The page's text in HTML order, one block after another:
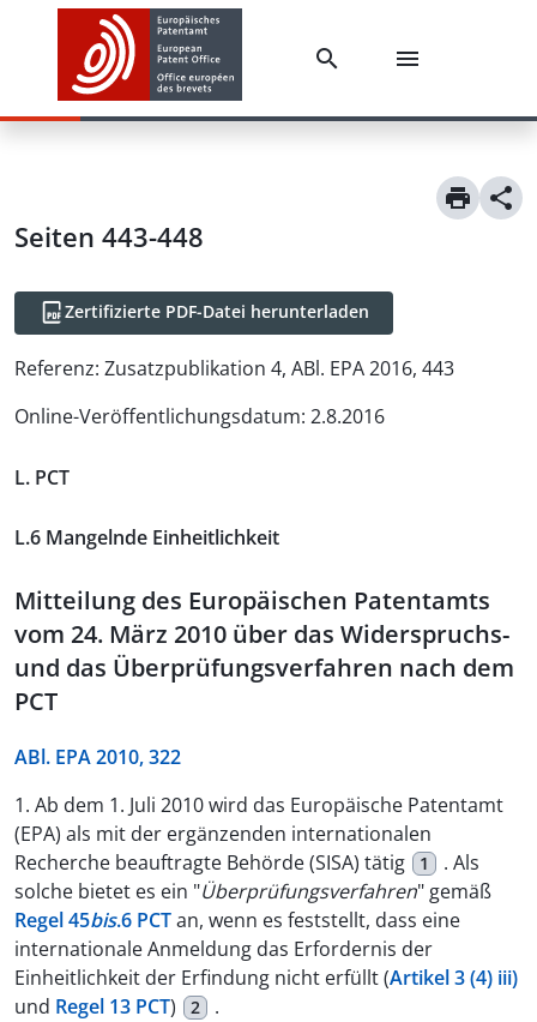
Seiten 443-448
Zertifizierte PDF-Datei herunterladen
Referenz: Zusatzpublikation 4, ABl. EPA 2016, 443
Online-Veröffentlichungsdatum: 2.8.2016
L. PCT
L.6 Mangelnde Einheitlichkeit
Mitteilung des Europäischen Patentamts
vom 24. März 2010 über das Widerspruchs-
und das Überprüfungsverfahren nach dem
PCT
ABl. EPA 2010, 322
1. Ab dem 1. Juli 2010 wird das Europäische Patentamt
(EPA) als mit der ergänzenden internationalen
Recherche beauftragte Behörde (SISA) tätig
1
. Als
solche bietet es ein "Überprüfungsverfahren" gemäß
Regel 45bis.6 PCTan, wenn es feststellt, dass eine
internationale Anmeldung das Erfordernis der
Einheitlichkeit der Erfindung nicht erfüllt (Artikel 3 (4) iii)
und Regel 13 PCT) 2
.